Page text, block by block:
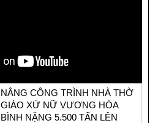
NÂNG CÔNG TRÌNH NHÀ THỜ
GIÁO XỨ NỮ VƯƠNG HÒA
BÌNH NẶNG 5.500 TẤN LÊN